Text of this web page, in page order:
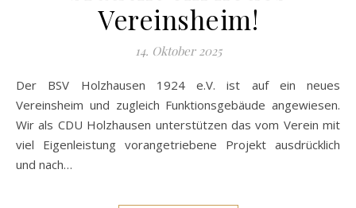
Vereinsheim!
14. Oktober 2025
Der BSV Holzhausen 1924 e.V. ist auf ein neues
Vereinsheim und zugleich Funktionsgebäude angewiesen.
Wir als CDU Holzhausen unterstützen das vom Verein mit
viel Eigenleistung vorangetriebene Projekt ausdrücklich
und nach…